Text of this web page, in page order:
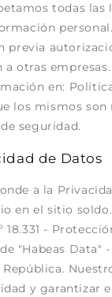
todas las
previa
otras empresas.
en:
los mismos son
seguridad.
de Datos
a la
en el sitio
18.331 -
"Habeas Data"
y garantizar